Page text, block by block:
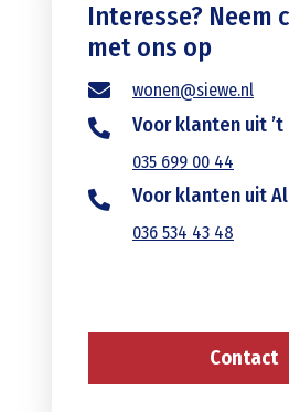
Interesse? Neem
met ons op
wonen@siewe.nl
Voor klanten uit ’t
035 699 00 44
Voor klanten uit
036 534 43 48
Contact